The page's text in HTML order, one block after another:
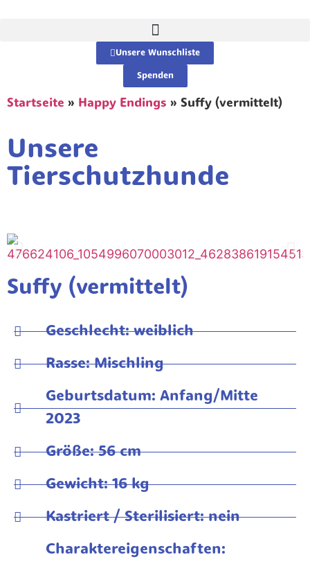
Unsere Wunschliste
Spenden
Startseite » Happy Endings » Suffy (vermittelt)
Unsere
Tierschutzhunde
Suffy (vermittelt)
Geschlecht: weiblich
Rasse: Mischling
Geburtsdatum: Anfang/Mitte
2023
Größe: 56 cm
Gewicht: 16 kg
Kastriert / Sterilisiert: nein
Charaktereigenschaften: